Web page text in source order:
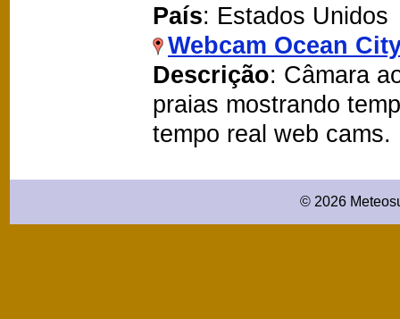
País: Estados Unidos
Webcam Ocean
Descrição: Câmara
praias mostrando
tempo real web cams.
© 2026